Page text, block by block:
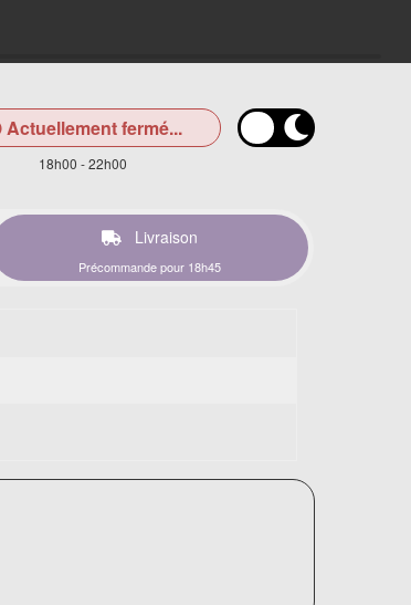
Actuellement fermé...
18h00 - 22h00
Livraison
Précommande pour 18h45